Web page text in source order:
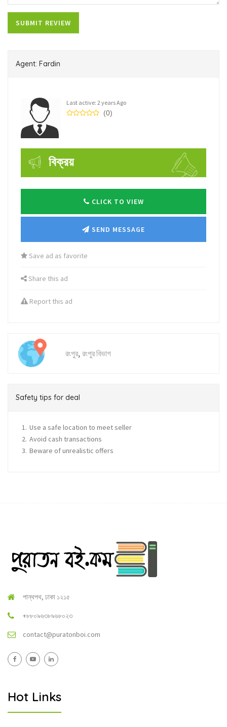
Agent: Fardin
Last active: 2 years Ago
(0)
বিক্রয়
CLICK TO VIEW
SEND MESSAGE
Save ad as favorite
Share this ad
Report this ad
রংপুর, রংপুর বিভাগ
Safety tips for deal
Use a safe location to meet seller
Avoid cash transactions
Beware of unrealistic offers
পান্থপথ, ঢাকা ১২১৫
+৮৮০৯৬৩৮৯৬৮০২৩
contact@puratonboi.com
Hot Links